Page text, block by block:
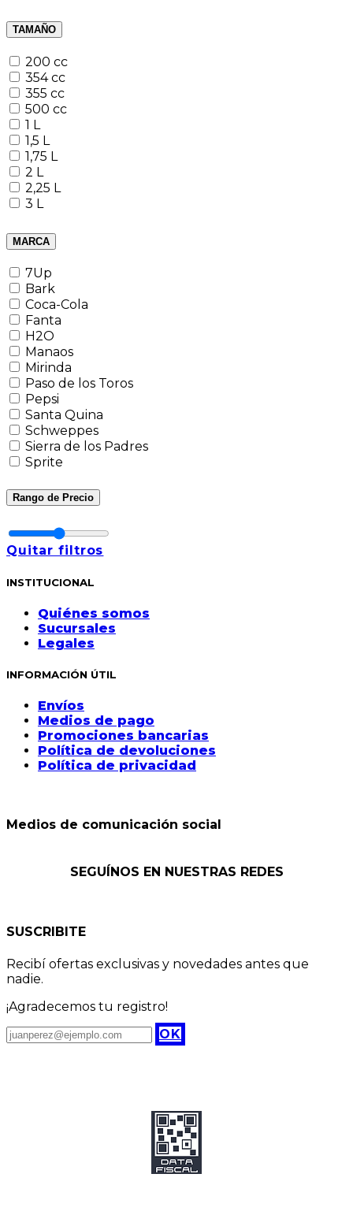
TAMAÑO
200 cc
354 cc
355 cc
500 cc
1 L
1,5 L
1,75 L
2 L
2,25 L
3 L
MARCA
7Up
Bark
Coca-Cola
Fanta
H2O
Manaos
Mirinda
Paso de los Toros
Pepsi
Santa Quina
Schweppes
Sierra de los Padres
Sprite
Rango de Precio
Quitar filtros
INSTITUCIONAL
Quiénes somos
Sucursales
Legales
INFORMACIÓN ÚTIL
Envíos
Medios de pago
Promociones bancarias
Política de devoluciones
Política de privacidad
Medios de comunicación social
SEGUÍNOS EN NUESTRAS REDES
SUSCRIBITE
Recibí ofertas exclusivas y novedades antes que
nadie.
¡Agradecemos tu registro!
OK